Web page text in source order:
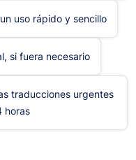
uso rápido y sencillo
si fuera necesario
traducciones urgentes
horas